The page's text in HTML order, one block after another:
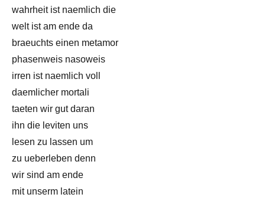
wahrheit ist naemlich die
welt ist am ende da
braeuchts einen metamor
phasenweis nasoweis
irren ist naemlich voll
daemlicher mortali
taeten wir gut daran
ihn die leviten uns
lesen zu lassen um
zu ueberleben denn
wir sind am ende
mit unserm latein